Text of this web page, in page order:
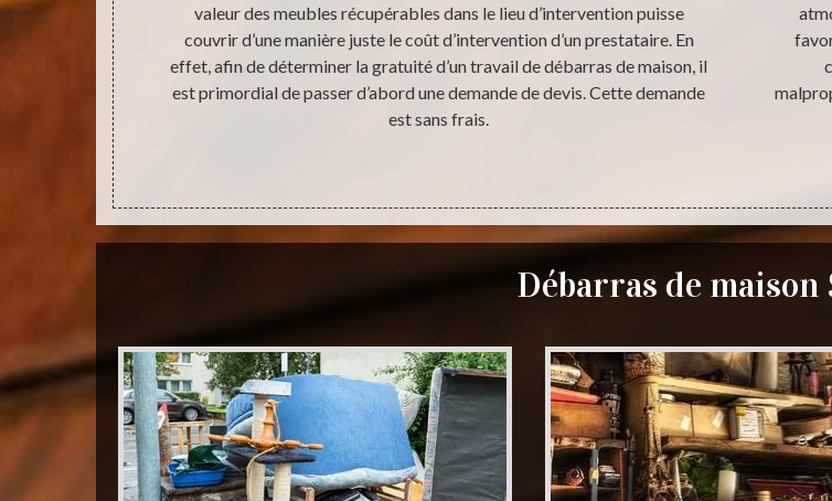
mise en
de
valeur des meubles récupérables dans le lieu d’intervention puisse
couvrir d’une manière juste le coût d’intervention d’un prestataire. En
effet, afin de déterminer la gratuité d’un travail de débarras de maison, il
est primordial de passer d’abord une demande de devis. Cette demande
est sans frais.
Débarras de maison